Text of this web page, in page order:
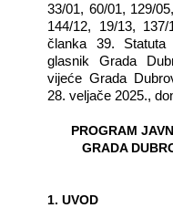
33/01, 60/01, 129/
144/12, 19/13,
članka 39. Statuta
glasnik Grada
vijeće Grada
28. veljače 2025.,
PROGRAM
GRADA
1. UVOD